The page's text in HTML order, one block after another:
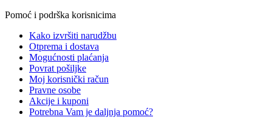
Pomoć i podrška korisnicima
Kako izvršiti narudžbu
Otprema i dostava
Mogućnosti plaćanja
Povrat pošiljke
Moj korisnički račun
Pravne osobe
Akcije i kuponi
Potrebna Vam je daljnja pomoć?